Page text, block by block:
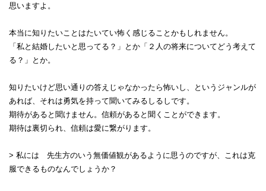
思いますよ。
本当に知りたいことはたいてい怖く感じることかもしれません。
「私と結婚したいと思ってる？」とか「２人の将来についてどう考えて
る？」とか。
知りたいけど思い通りの答えじゃなかったら怖いし、というジャンルが
あれば、それは勇気を持って聞いてみるしるしです。
期待があると聞けません。信頼があると聞くことができます。
期待は裏切られ、信頼は愛に繋がります。
> 私には 先生方のいう無価値観があるように思うのですが、これは克
服できるものなんでしょうか？